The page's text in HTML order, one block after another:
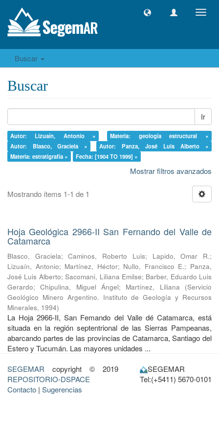
Buscar
Buscar
Ir
Autor: Lizuaín, Antonio ×
Materia: geología estructural ×
Autor: Blasco, Graciela ×
Autor: Panza, José Luis Alberto ×
Materia: estratigrafía ×
Fecha: [1904 TO 1999] ×
Mostrar filtros avanzados
Mostrando ítems 1-1 de 1
Hoja Geológica 2966-II San Fernando del Valle de
Catamarca
Blasco, Graciela;Caminos, Roberto Luis; Lapido, Omar R.;
Lizuaín, Antonio; Martínez, Héctor; Nullo, Francisco E.; Panza,
José Luis Alberto;Sacomani, Liliana Emilse; Barber, Eduardo Luis
Gerardo;Chipulina, Miguel Ángel; Martínez, Liliana (Servicio
Geológico Minero Argentino. Instituto de Geología y Recursos
Minerales, 1994)
La Hoja 2966-II, San Femando del Valle dé Catamarca, está
situada en la región septentrional de las Sierras Pampeanas,
abarcando partes de las provincias de Catamarca, Santiago del
Estero y Tucumán. Las mayores unidades ...
SEGEMAR copyright © 2019
REPOSITORIO-DSPACE
Contacto | Sugerencias
SEGEMAR
Tel:(+5411) 5670-0101